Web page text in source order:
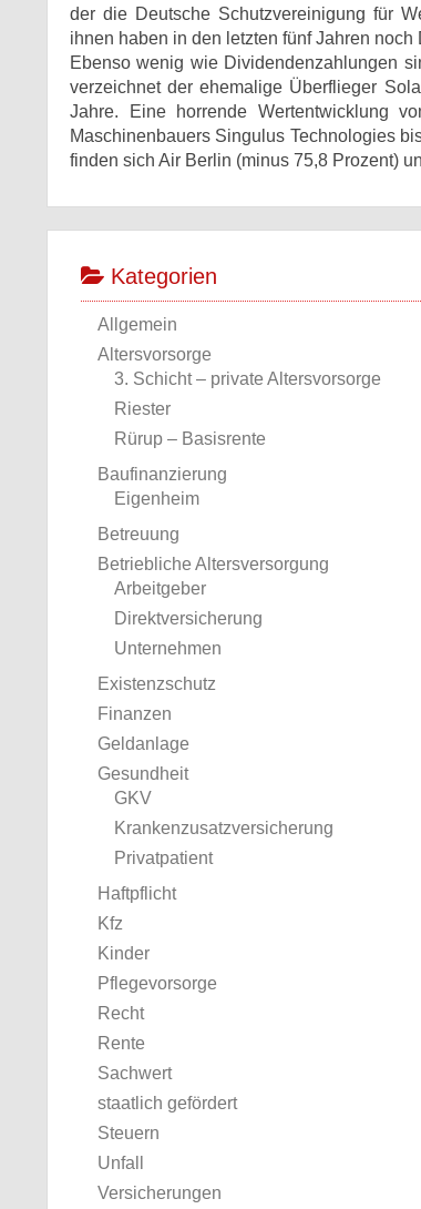
der die Deutsche Schutzvereinigung für
ihnen haben in den letzten fünf Jahren
Ebenso wenig wie Dividendenzahlungen
verzeichnet der ehemalige Überflieger
Jahre. Eine horrende Wertentwicklung
Maschinenbauers Singulus Technologies
finden sich Air Berlin (minus 75,8 Prozent)
Kategorien
Allgemein
Altersvorsorge
3. Schicht – private Altersvorsorge
Riester
Rürup – Basisrente
Baufinanzierung
Eigenheim
Betreuung
Betriebliche Altersversorgung
Arbeitgeber
Direktversicherung
Unternehmen
Existenzschutz
Finanzen
Geldanlage
Gesundheit
GKV
Krankenzusatzversicherung
Privatpatient
Haftpflicht
Kfz
Kinder
Pflegevorsorge
Recht
Rente
Sachwert
staatlich gefördert
Steuern
Unfall
Versicherungen